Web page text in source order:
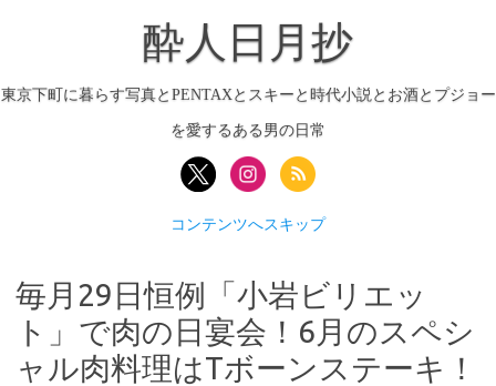
酔人日月抄
東京下町に暮らす写真とPENTAXとスキーと時代小説とお酒とプジョー
を愛するある男の日常
コンテンツへスキップ
毎月29日恒例「小岩ビリエッ
ト」で肉の日宴会！6月のスペシ
ャル肉料理はTボーンステーキ！